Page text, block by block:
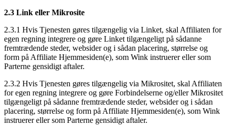
2.3 Link eller Mikrosite
2.3.1 Hvis Tjenesten gøres tilgængelig via Linket, skal Affiliaten for
egen regning integrere og gøre Linket tilgængeligt på sådanne
fremtrædende steder, websider og i sådan placering, størrelse og
form på Affiliate Hjemmesiden(e), som Wink instruerer eller som
Parterne gensidigt aftaler.
2.3.2 Hvis Tjenesten gøres tilgængelig via Mikrositet, skal Affiliaten
for egen regning integrere og gøre Forbindelserne og/eller Mikrositet
tilgængeligt på sådanne fremtrædende steder, websider og i sådan
placering, størrelse og form på Affiliate Hjemmesiden(e), som Wink
instruerer eller som Parterne gensidigt aftaler.